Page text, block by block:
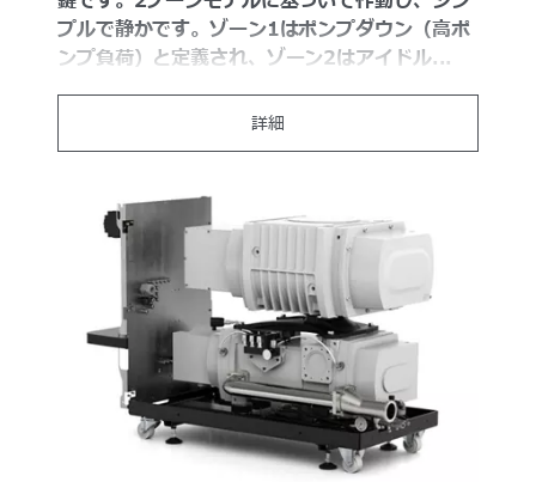
プルで静かです。ゾーン1はポンプダウン（高ポ
ンプ負荷）と定義され、ゾーン2はアイドル...
詳細